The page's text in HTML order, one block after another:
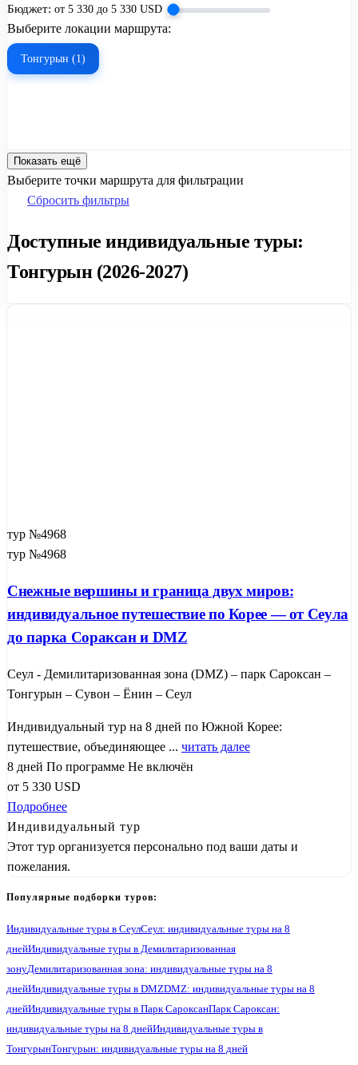
Бюджет: от 5 330 до 5 330 USD
Выберите локации маршрута:
Тонгурын (1)
Показать ещё
Выберите точки маршрута для фильтрации
Сбросить фильтры
Доступные индивидуальные туры:
Тонгурын (2026-2027)
тур №4968
тур №4968
Снежные вершины и граница двух миров:
индивидуальное путешествие по Корее — от Сеула
до парка Сораксан и DMZ
Сеул - Демилитаризованная зона (DMZ) – парк Сароксан –
Тонгурын – Сувон – Ёнин – Сеул
Индивидуальный тур на 8 дней по Южной Корее:
путешествие, объединяющее ... читать далее
8 дней По программе Не включён
от 5 330 USD
Подробнее
Индивидуальный тур
Этот тур организуется персонально под ваши даты и
пожелания.
Популярные подборки туров:
Индивидуальные туры в СеулСеул: индивидуальные туры на 8
днейИндивидуальные туры в Демилитаризованная
зонуДемилитаризованная зона: индивидуальные туры на 8
днейИндивидуальные туры в DMZDMZ: индивидуальные туры на 8
днейИндивидуальные туры в Парк СароксанПарк Сароксан:
индивидуальные туры на 8 днейИндивидуальные туры в
ТонгурынТонгурын: индивидуальные туры на 8 дней